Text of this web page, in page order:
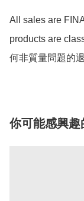
All sales are
products are
何非質量問題的
你可能感興趣